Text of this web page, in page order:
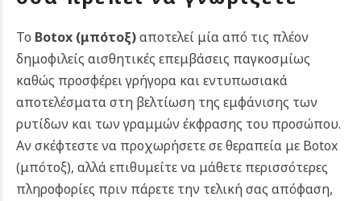
Το Botox (μπότοξ)αποτελεί μία από τις πλέον
δημοφιλείς αισθητικές επεμβάσεις παγκοσμίως
καθώς προσφέρει γρήγορα και εντυπωσιακά
αποτελέσματα στη βελτίωση της εμφάνισης των
ρυτίδων και των γραμμών έκφρασης του προσώπου.
Αν σκέφτεστε να προχωρήσετε σε θεραπεία με Botox
(μπότοξ), αλλά επιθυμείτε να μάθετε περισσότερες
πληροφορίες πριν πάρετε την τελική σας απόφαση,